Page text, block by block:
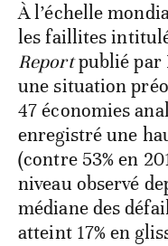
À l’échelle
les faillites
Reportpublié par
une situation
47 économies
enregistré une
(contre 53% en
niveau observé
médiane des
atteint 17% en